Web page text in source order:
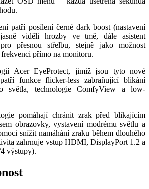
patří posílení černé dark boost (nastavení
viděli hrozby ve tmě, dále asistent
přesnou střelbu, stejně jako možnost
přímo na monitoru.
Acer EyeProtect, jimiž jsou tyto nové
funkce flicker-less zabraňující blikání
světla, technologie ComfyView a low-
pomáhají chránit zrak před blikajícím
obrazovky, vystavení modrému světlu a
snížit namáhání zraku během dlouhého
zahrnuje vstup HDMI, DisplayPort 1.2 a
výstupy).